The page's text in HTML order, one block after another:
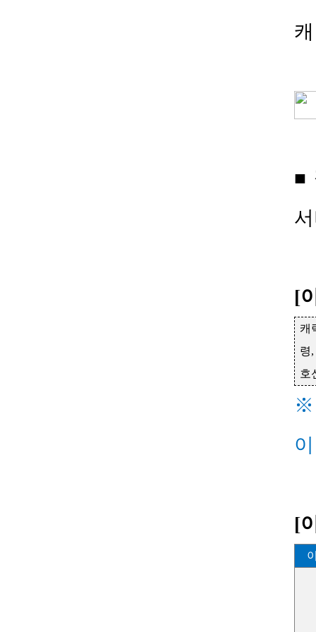
■
[
캐
령
호
※
[